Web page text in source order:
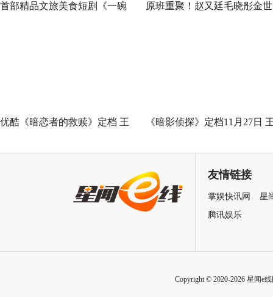
首部精品文旅美食短剧《一碗 原班重聚！赵又廷毛晓彤金世
优酷《暗恋者的救赎》定档 王 《暗影侦探》定档11月27日
友情链接
掌娱快讯网
星
腾讯娱乐
Copyright © 2020-2026 星闻e